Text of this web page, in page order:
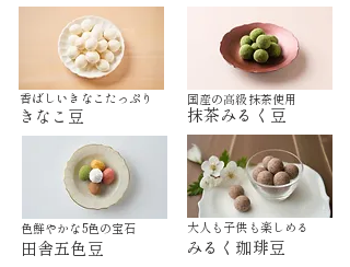
きなこ豆
香ばしいきなこたっぷり
​色鮮やかな5色の宝石
田舎五色豆
抹茶みるく豆
​国産の高級抹茶使用
​大人も子供も楽しめる
みるく珈琲豆